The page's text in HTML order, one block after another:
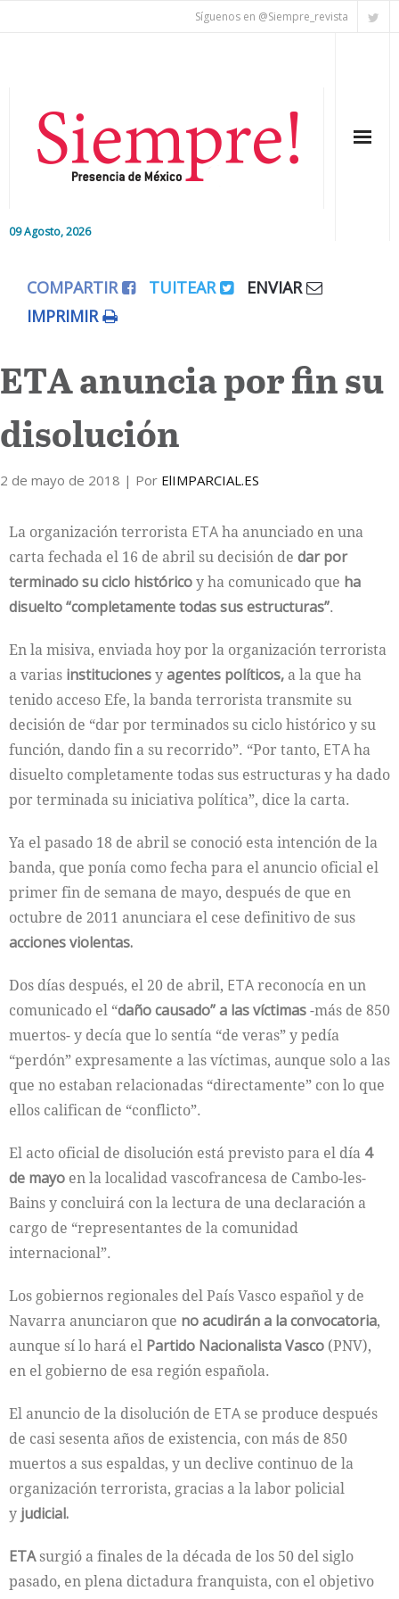
Síguenos en @Siempre_revista
09 Agosto, 2026
Editorial
Colaboradores
Internacional
Cultura
COMPARTIR TUITEAR
ENVIAR
IMPRIMIR
ETA anuncia por fin su
disolución
2 de mayo de 2018 | Por ElIMPARCIAL.ES
La organización terrorista ETAha anunciado en una
carta fechada el 16 de abril su decisión de dar por
terminado su ciclo históricoy ha comunicado que ha
disuelto “completamente todas sus estructuras”.
En la misiva, enviada hoy por la organización terrorista
a varias institucionesyagentes políticos, a la que ha
tenido acceso Efe, la banda terrorista transmite su
decisión de “dar por terminados su ciclo histórico y su
función, dando fin a su recorrido”. “Por tanto, ETAha
disuelto completamente todas sus estructuras y ha dado
por terminada su iniciativa política”, dice la carta.
Ya el pasado 18 de abril se conoció esta intención de la
banda, que ponía como fecha para el anuncio oficial el
primer fin de semana de mayo, después de que en
octubre de 2011 anunciara el cese definitivo de sus
acciones violentas.
Dos días después, el 20 de abril, ETAreconocía en un
comunicado el “daño causado” a las víctimas-más de 850
muertos- y decía que lo sentía “de veras” y pedía
“perdón” expresamente a las víctimas, aunque solo a las
que no estaban relacionadas “directamente” con lo que
ellos califican de “conflicto”.
El acto oficial de disolución está previsto para el día 4
de mayo en la localidad vascofrancesa de Cambo-les-
Bains y concluirá con la lectura de una declaración a
cargo de “representantes de la comunidad
internacional”.
Los gobiernos regionales del País Vasco español y de
Navarra anunciaron que no acudirán a la convocatoria,
aunque sí lo hará el Partido Nacionalista Vasco (PNV),
en el gobierno de esa región española.
El anuncio de la disolución de ETAse produce después
de casi sesenta años de existencia, con más de 850
muertos a sus espaldas, y un declive continuo de la
organización terrorista, gracias a la labor policial
y judicial.
ETAsurgió a finales de la década de los 50 del siglo
pasado, en plena dictadura franquista, con el objetivo